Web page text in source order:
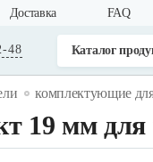
Доставка FAQ
48 Каталог
комплектующие
19 мм для